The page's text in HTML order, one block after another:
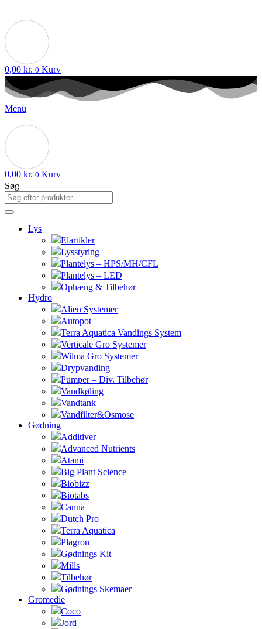
0,00 kr. 0 Kurv
Menu
0,00 kr. 0 Kurv
Søg
Lys
Elartikler
Lysstyring
Plantelys – HPS/MH/CFL
Plantelys – LED
Ophæng & Tilbehør
Hydro
Alien Systemer
Autopot
Terra Aquatica Vandings System
Verticale Gro Systemer
Wilma Gro Systemer
Drypvanding
Pumper – Div. Tilbehør
Vandkøling
Vandtank
Vandfilter&Osmose
Gødning
Additiver
Advanced Nutrients
Atami
Big Plant Science
Biobizz
Biotabs
Canna
Dutch Pro
Terra Aquatica
Plagron
Gødnings Kit
Mills
Tilbehør
Gødnings Skemaer
Gromedie
Coco
Jord